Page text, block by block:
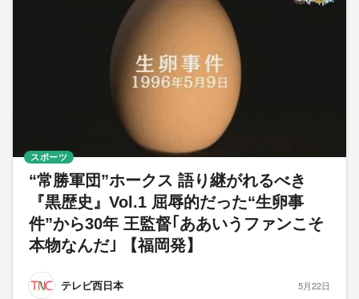
“常勝軍団”ホークス 語り継がれるべき
『黒歴史』Vol.1 屈辱的だった“生卵事
件”から30年 王監督｢ああいうファンこそ
本物なんだ｣ 【福岡発】
テレビ西日本
スポーツ
5月22日